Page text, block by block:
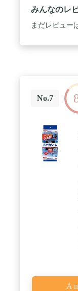
皮脂・テカリ
で。スポーツ
みんなのレ
まだレビュー
No.7